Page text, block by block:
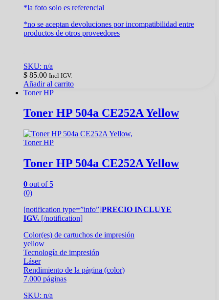
*la foto solo es referencial
*no se aceptan devoluciones por incompatibilidad entre
productos de otros proveedores
SKU: n/a
$ 85.00 Incl IGV.
Añadir al carrito
Toner HP
Toner HP 504a CE252A Yellow
Toner HP
Toner HP 504a CE252A Yellow
0 out of 5
(0)
[notification type=”info”]PRECIO INCLUYE
IGV. [/notification]
Color(es) de cartuchos de impresión
yellow
Tecnología de impresión
Láser
Rendimiento de la página (color)
7.000 páginas
SKU: n/a